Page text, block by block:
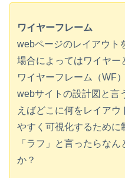
ワイヤーフレーム
webページのレイアウト
場合によってはワイヤー
ワイヤーフレーム（WF
webサイトの設計図と言
えばどこに何をレイアウ
やすく可視化するために
「ラフ」と言ったらな
か？